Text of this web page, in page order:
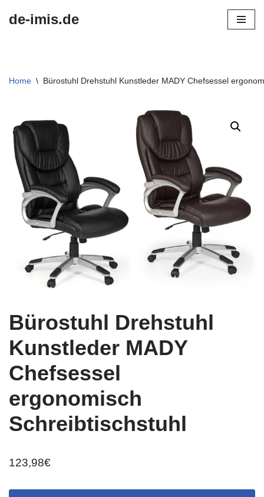
de-imis.de
Home \ Bürostuhl Drehstuhl Kunstleder MADY Chefsessel
Bürostuhl Drehstuhl
Kunstleder MADY
Chefsessel
ergonomisch
Schreibtischstuhl
123,98€